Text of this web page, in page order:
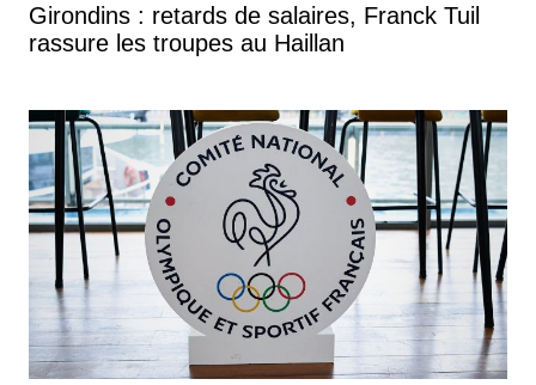
Girondins : retards de salaires, Franck Tuil
rassure les troupes au Haillan